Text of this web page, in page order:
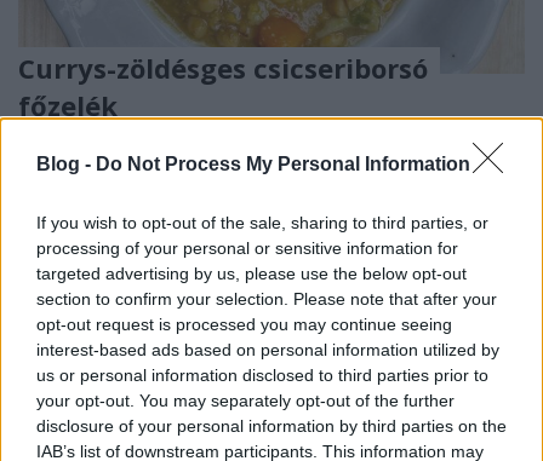
Blog - Do Not Process My Personal Information
If you wish to opt-out of the sale, sharing to third parties, or
processing of your personal or sensitive information for
targeted advertising by us, please use the below opt-out
section to confirm your selection. Please note that after your
opt-out request is processed you may continue seeing
interest-based ads based on personal information utilized by
us or personal information disclosed to third parties prior to
your opt-out. You may separately opt-out of the further
disclosure of your personal information by third parties on the
IAB’s list of downstream participants. This information may
Currys-zöldésges csicseriborsó
főzelék
eléggé praktikus is. Ha több borsót főzünk (mondjuk
kétszerannyit), akkor azt a felét, amit ...